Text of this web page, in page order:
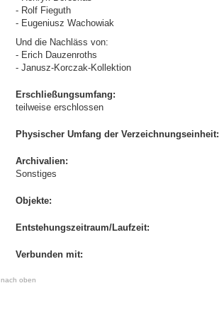
- Rolf Fieguth
- Eugeniusz Wachowiak
Und die Nachläss von:
- Erich Dauzenroths
- Janusz-Korczak-Kollektion
Erschließungsumfang:
teilweise erschlossen
Physischer Umfang der Verzeichnungseinheit:
Archivalien:
Sonstiges
Objekte:
Entstehungszeitraum/Laufzeit:
Verbunden mit:
nach oben